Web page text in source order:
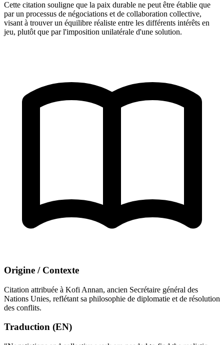
Cette citation souligne que la paix durable ne peut être établie que
par un processus de négociations et de collaboration collective,
visant à trouver un équilibre réaliste entre les différents intérêts en
jeu, plutôt que par l'imposition unilatérale d'une solution.
Origine / Contexte
Citation attribuée à Kofi Annan, ancien Secrétaire général des
Nations Unies, reflétant sa philosophie de diplomatie et de résolution
des conflits.
Traduction (EN)